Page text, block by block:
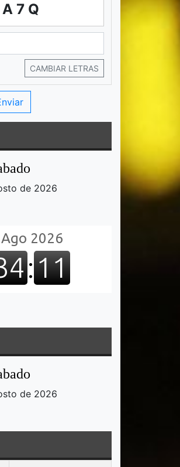
CAMBIAR LETRAS
de 2026
de 2026